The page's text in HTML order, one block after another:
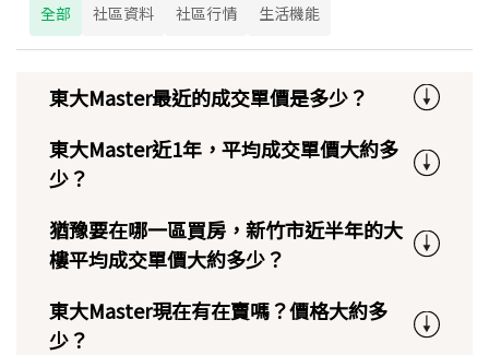
全部 社區資料 社區行情 生活機能
東大Master最近的成交單價是多少？
東大Master近1年，平均成交單價大約多
少？
猶豫要在哪一區買房，新竹市近半年的大
樓平均成交單價大約多少？
東大Master現在有在賣嗎？價格大約多
少？